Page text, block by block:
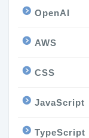
OpenAI
AWS
CSS
JavaScript
TypeScript